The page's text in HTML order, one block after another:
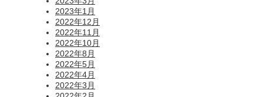
2023年1月
2022年12月
2022年11月
2022年10月
2022年8月
2022年5月
2022年4月
2022年3月